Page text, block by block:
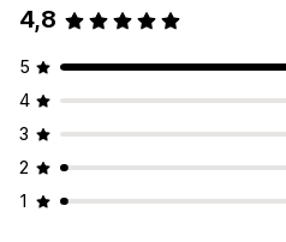
4,8
5
4
3
2
1